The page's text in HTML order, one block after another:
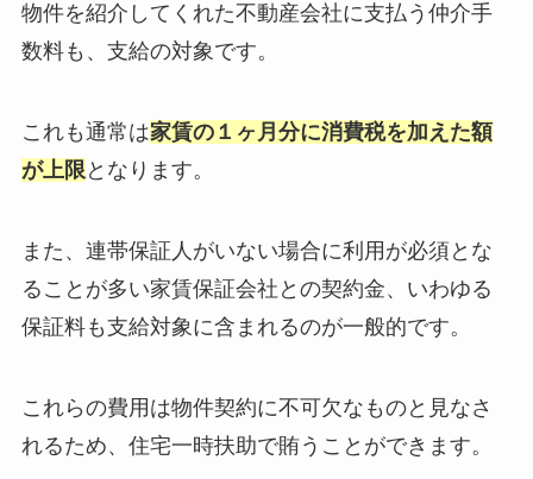
物件を紹介してくれた不動産会社に支払う仲介手
数料も、支給の対象です。
これも通常は家賃の１ヶ月分に消費税を加えた額
が上限 となります。
また、連帯保証人がいない場合に利用が必須とな
ることが多い家賃保証会社との契約金、いわゆる
保証料も支給対象に含まれるのが一般的です。
これらの費用は物件契約に不可欠なものと見なさ
れるため、住宅一時扶助で賄うことができます。